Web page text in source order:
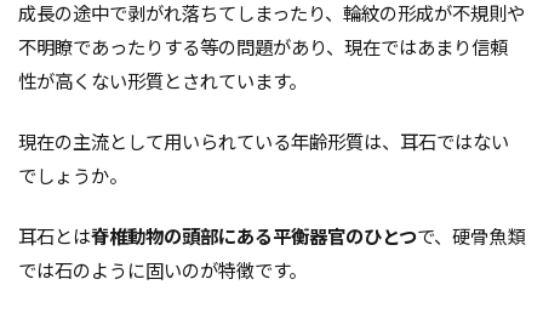
成長の途中で剥がれ落ちてしまったり、輪紋の形成が不規則や
不明瞭であったりする等の問題があり、現在ではあまり信頼
性が高くない形質とされています。
現在の主流として用いられている年齢形質は、耳石ではない
でしょうか。
耳石とは脊椎動物の頭部にある平衡器官のひとつで、硬骨魚類
では石のように固いのが特徴です。